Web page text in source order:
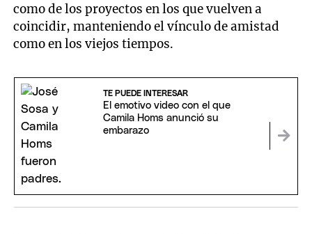
como de los proyectos en los que vuelven a
coincidir, manteniendo el vínculo de amistad
como en los viejos tiempos.
TE PUEDE INTERESAR
El emotivo video con el que
Camila Homs anunció su
embarazo